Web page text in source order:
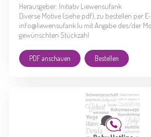
Herausgeber: Initiativ Liewensufank
Diverse Motive (siehe pdf), zu bestellen per
info@liewensufank.lu mit Angabe des/der
gewünschten Stückzahl
PDF anschauen Bestellen